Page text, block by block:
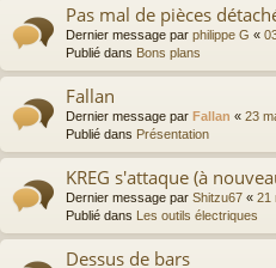
Pas mal de pièces
Dernier message par philippe G «
Publié dans Bons plans
Fallan
Dernier message par Fallan « 23
Publié dans Présentation
KREG s'attaque (à
Dernier message par Shitzu67 « 21
Publié dans Les outils électriques
Dessus de bars